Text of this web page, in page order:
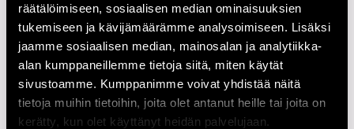
räätälöimiseen, sosiaalisen median ominaisuuksien
tukemiseen ja kävijämäärämme analysoimiseen. Lisäksi
jaamme sosiaalisen median, mainosalan ja analytiikka-
alan kumppaneillemme tietoja siitä, miten käytät
sivustoamme. Kumppanimme voivat yhdistää näitä
tietoja muihin tietoihin, joita olet antanut heille tai joita on
kerätty, kun olet käyttänyt heidän palvelujaan.
NIMI INSTRUMENTTI
Paperi T
Esiintymiset vuonna 2016
PÄIVÄ AIKA PAIKKA